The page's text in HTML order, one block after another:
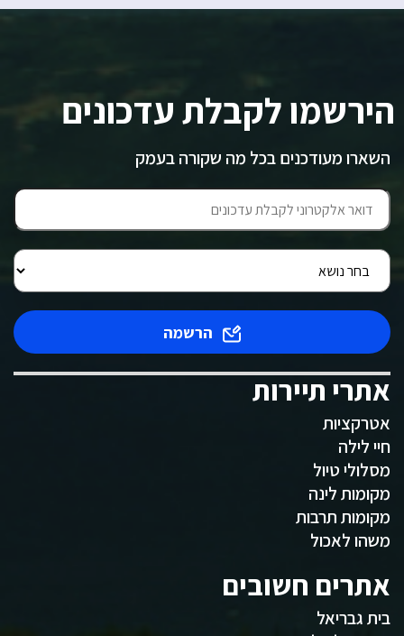
הירשמו לקבלת עדכונים
השארו מעודכנים בכל מה שקורה בעמק
הרשמה
אתרי תיירות
אטרקציות
חיי לילה
מסלולי טיול
מקומות לינה
מקומות תרבות
משהו לאכול
אתרים חשובים
בית גבריאל